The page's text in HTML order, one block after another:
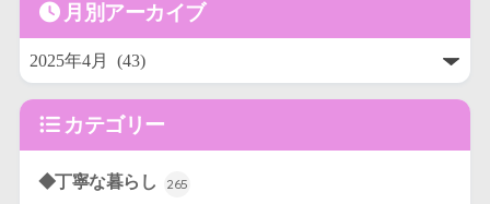
月別アーカイブ
カテゴリー
◆丁寧な暮らし 265